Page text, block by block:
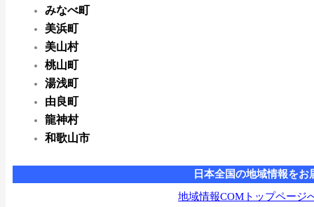
みなべ町
美浜町
美山村
桃山町
湯浅町
由良町
龍神村
和歌山市
日本全国の地域情報をお
地域情報COMトップページ